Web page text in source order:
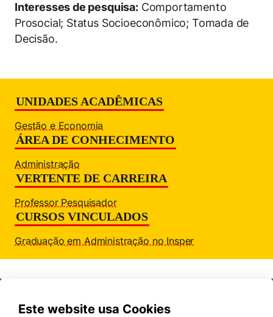
Interesses de pesquisa:Comportamento
Prosocial; Status Socioeconômico; Tomada de
Decisão.
UNIDADES ACADÊMICAS
Gestão e Economia
ÁREA DE CONHECIMENTO
Administração
VERTENTE DE CARREIRA
Professor Pesquisador
CURSOS VINCULADOS
Graduação em Administração no Insper
Este website usa Cookies
Cookies de preferências de usuário